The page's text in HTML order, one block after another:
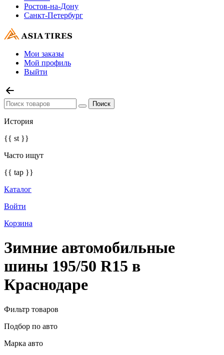
Ростов-на-Дону
Санкт-Петербург
Мои заказы
Мой профиль
Выйти
История
{{ st }}
Часто ищут
{{ tap }}
Каталог
Войти
Корзина
Зимние автомобильные
шины 195/50 R15 в
Краснодаре
Фильтр товаров
Подбор по авто
Марка авто